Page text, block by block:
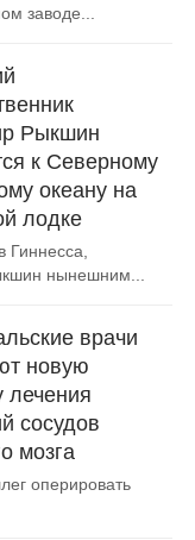
заводе...
Рыкшин
к Северному
океану на
лодке
Гиннесса,
нынешним...
врачи
новую
лечения
сосудов
мозга
оперировать